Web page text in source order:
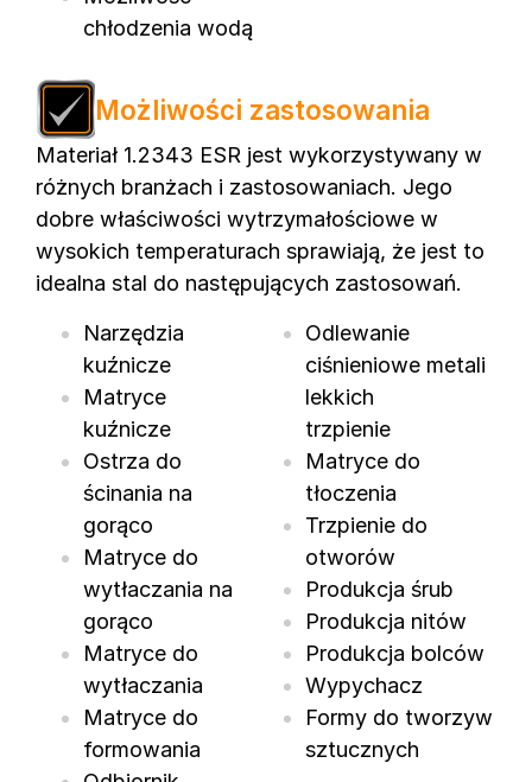
chłodzenia wodą
Możliwości zastosowania
Materiał 1.2343 ESR jest wykorzystywany w
różnych branżach i zastosowaniach. Jego
dobre właściwości wytrzymałościowe w
wysokich temperaturach sprawiają, że jest to
idealna stal do następujących zastosowań.
Narzędzia
kuźnicze
Matryce
kuźnicze
Ostrza do
ścinania na
gorąco
Matryce do
wytłaczania na
gorąco
Matryce do
wytłaczania
Matryce do
formowania
Odlewanie
ciśnieniowe metali
lekkich
trzpienie
Matryce do
tłoczenia
Trzpienie do
otworów
Produkcja śrub
Produkcja nitów
Produkcja bolców
Wypychacz
Formy do tworzyw
sztucznych